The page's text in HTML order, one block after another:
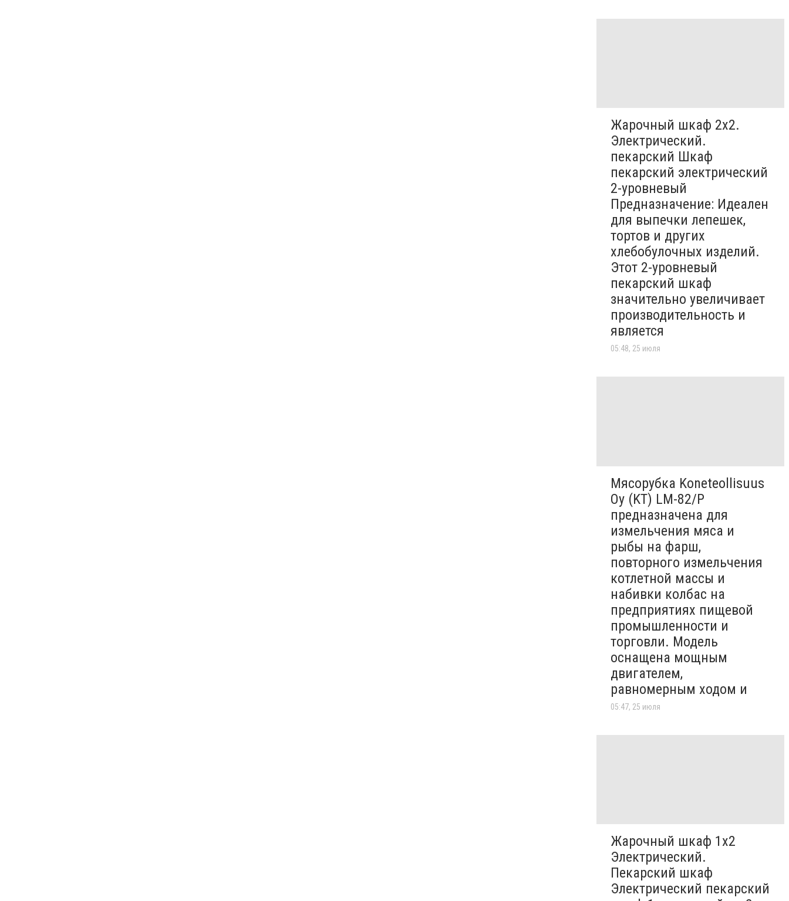
Жарочный шкаф 2х2.
Электрический.
пекарский Шкаф
пекарский электрический
2-уровневый
Предназначение: Идеален
для выпечки лепешек,
тортов и других
хлебобулочных изделий.
Этот 2-уровневый
пекарский шкаф
значительно увеличивает
производительность и
является
05:48, 25 июля
Мясорубка Koneteollisuus
Oy (KT)​ LM-82/P
предназначена для
измельчения мяса и
рыбы на фарш,
повторного измельчения
котлетной массы и
набивки колбас на
предприятиях пищевой
промышленности и
торговли. Модель
оснащена мощным
двигателем,
равномерным ходом и
05:47, 25 июля
Жарочный шкаф 1х2
Электрический.
Пекарский шкаф
Электрический пекарский